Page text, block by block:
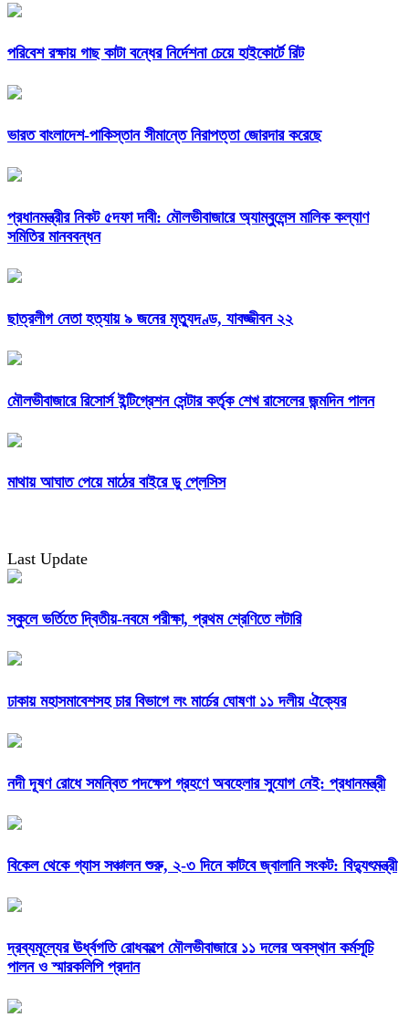
পরিবেশ রক্ষায় গাছ কাটা বন্ধের নির্দেশনা চেয়ে হাইকোর্টে রিট
ভারত বাংলাদেশ-পাকিস্তান সীমান্তে নিরাপত্তা জোরদার করেছে
প্রধানমন্ত্রীর নিকট ৫দফা দাবী: মৌলভীবাজারে অ্যাম্বুলেন্স মালিক কল্যাণ
সমিতির মানববন্ধন
ছাত্রলীগ নেতা হত্যায় ৯ জনের মৃত্যুদণ্ড, যাবজ্জীবন ২২
মৌলভীবাজারে রিসোর্স ইন্টিগ্রেশন সেন্টার কর্তৃক শেখ রাসেলের জন্মদিন পালন
মাথায় আঘাত পেয়ে মাঠের বাইরে ডু প্লেসিস
Last Update
স্কুলে ভর্তিতে দ্বিতীয়-নবমে পরীক্ষা, প্রথম শ্রেণিতে লটারি
ঢাকায় মহাসমাবেশসহ চার বিভাগে লং মার্চের ঘোষণা ১১ দলীয় ঐক্যের
নদী দূষণ রোধে সমন্বিত পদক্ষেপ গ্রহণে অবহেলার সুযোগ নেই: প্রধানমন্ত্রী
বিকেল থেকে গ্যাস সঞ্চালন শুরু, ২-৩ দিনে কাটবে জ্বালানি সংকট: বিদ্যুৎমন্ত্রী
দ্রব্যমূল্যের ঊর্ধ্বগতি রোধকল্পে মৌলভীবাজারে ১১ দলের অবস্থান কর্মসূচি
পালন ও স্মারকলিপি প্রদান